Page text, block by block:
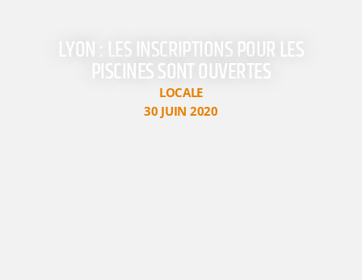
LYON : LES INSCRIPTIONS POUR LES
PISCINES SONT OUVERTES
LOCALE
30 JUIN 2020